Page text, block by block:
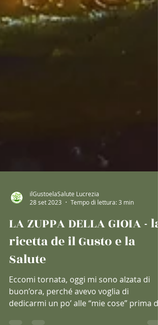
28 set 2023
Tempo di lettura: 3 min
LA ZUPPA DELLA GIOIA - la
ricetta de il Gusto e la
Salute
Eccomi tornata, oggi mi sono alzata di